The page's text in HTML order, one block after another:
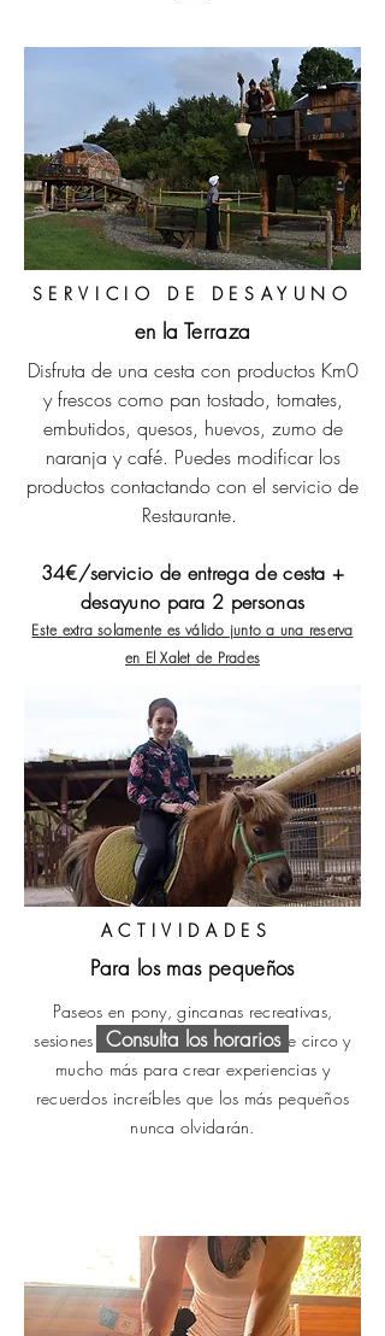
SERVICIO DE DESAYUNO
en la Terraza
Disfruta de una cesta con productos Km0
y frescos como pan tostado, tomates,
embutidos, quesos, huevos, zumo de
naranja y café. Puedes modificar los
productos contactando con el servicio de
Restaurante.
34€/servicio de entrega de cesta +
desayuno para 2 personas
Este extrasolamente es válido junto a una reserva
en El Xalet de Prades
ACTIVIDADES
Para los mas pequeños
Paseos en pony, gincanas recreativas,
sesiones de cuentacuentos, taller de circo y
mucho más para crear experiencias y
recuerdos increíbles que los más pequeños
nunca olvidarán.
Consulta los horarios